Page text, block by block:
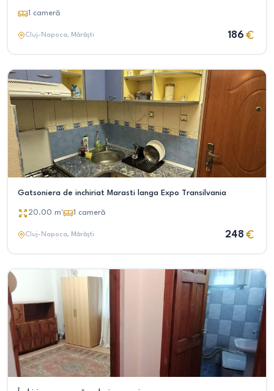
1 cameră
Cluj-Napoca, Mărăști 186
Gatsoniera de inchiriat Marasti langa Expo Transilvania
20.00 m² 1 cameră
Cluj-Napoca, Mărăști 248